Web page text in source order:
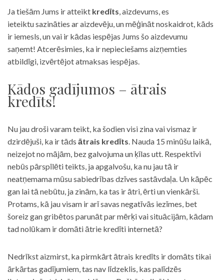
Ja tiešām Jums ir atteikt kredīts, aizdevums, es
ieteiktu sazināties ar aizdevēju, un mēģināt noskaidrot, kāds
ir iemesls, un vai ir kādas iespējas Jums šo aizdevumu
saņemt! Atcerēsimies, ka ir nepieciešams aizņemties
atbildīgi, izvērtējot atmaksas iespējas.
Kādos gadījumos – ātrais
kredīts!
Nu jau droši varam teikt, ka šodien visi zina vai vismaz ir
dzirdējuši, ka ir tāds ātrais kredīts. Nauda 15 minūšu laikā,
neizejot no mājām, bez galvojuma un ķīlas utt. Respektīvi
nebūs pārspīlēti teikts, ja apgalvošu, ka nu jau tā ir
neatņemama mūsu sabiedrības dzīves sastāvdaļa. Un kāpēc
gan lai tā nebūtu, ja zinām, ka tas ir ātri, ērti un vienkārši.
Protams, kā jau visam ir arī savas negatīvās iezīmes, bet
šoreiz gan gribētos parunāt par mērķi vai situācijām, kādam
tad nolūkam ir domāti ātrie kredīti internetā?
Nedrīkst aizmirst, ka pirmkārt ātrais kredīts ir domāts tikai
ārkārtas gadījumiem, tas nav līdzeklis, kas palīdzēs